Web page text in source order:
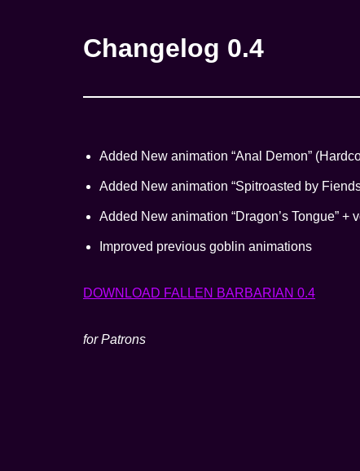
Changelog 0.4
Added New animation “Anal Demon”
Added New animation “Spitroasted by
Added New animation “Dragon’s Tongue” +
Improved previous goblin animations
DOWNLOAD FALLEN BARBARIAN 0.4
for Patrons